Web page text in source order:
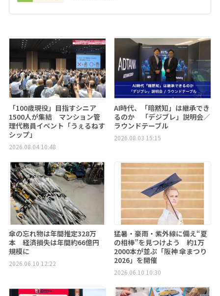
「100歳現役」目指すシニア
1500人が集結 マンション管
理代務員イベント「うぇるねす
シップ」
2026.08.04 10:48
AI時代、「暗黙知」は継承でき
るのか 「デジブレ」説明会／
ラウンドテーブル
2026.08.03 15:15
傘の忘れ物は年間推定328万
本 経済損失は年間約66億円
規模に
2026.06.10 12:22
猛暑・豪雨・紫外線に備え“夏
の相棒”を見つけよう 約1万
2000本が並ぶ「阪神 傘まつり
2026」を開催
2026.06.10 10:30